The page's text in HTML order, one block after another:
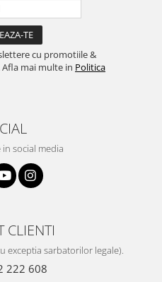
cu promotiile &
mai multe in Politica
social media
CLIENTI
exceptia sarbatorilor legale).
222 608